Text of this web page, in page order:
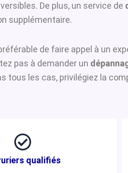
De plus, un service de
supplémentaire.
de faire appel à un
pas à demander un
tous les cas, privilégiez la
qualifiés